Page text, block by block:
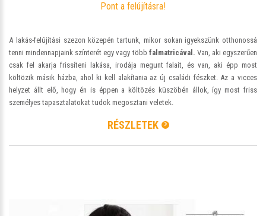
Pont a felújításra!
A lakás-felújítási szezon közepén tartunk, mikor sokan igyekszünk otthonossá
tenni mindennapjaink színterét egy vagy több falmatricával. Van, aki egyszerűen
csak fel akarja frissíteni lakása, irodája megunt falait, és van, aki épp most
költözik másik házba, ahol ki kell alakítania az új családi fészket. Az a vicces
helyzet állt elő, hogy én is éppen a költözés küszöbén állok, így most friss
személyes tapasztalatokat tudok megosztani veletek.
RÉSZLETEK